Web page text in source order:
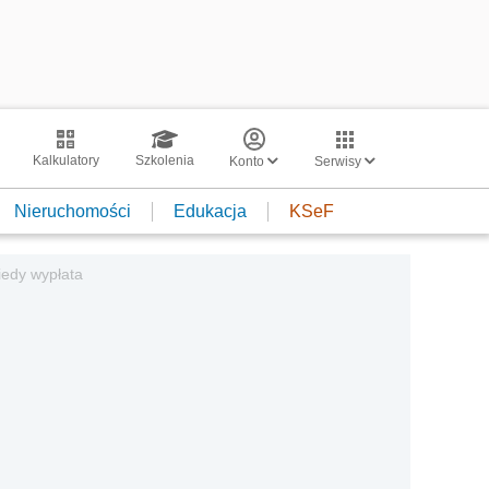
Kalkulatory Szkolenia Konto Serwisy
Nieruchomości Edukacja KSeF
wypłata